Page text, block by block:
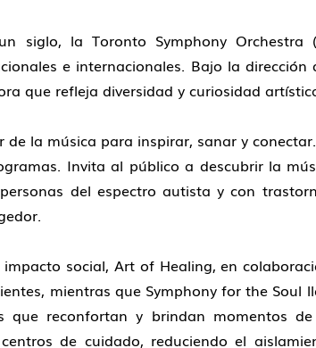
siglo, la Toronto Symphony Orchestra
e internacionales. Bajo la
que refleja diversidad y curiosidad
de la música para inspirar, sanar y
Invita al público a descubrir la
del espectro autista y con
social, Art of Healing, en
mientras que Symphony for the Soul
que reconfortan y brindan momentos
de cuidado, reduciendo el